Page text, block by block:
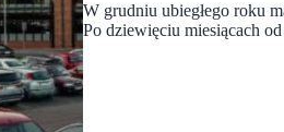
W grudniu ubiegłego roku
Po dziewięciu miesiącach